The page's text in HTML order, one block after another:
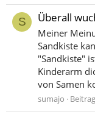
S Überall
Meiner
Sandkiste
"Sandkiste"
Kinderarm
von Samen
sumajo